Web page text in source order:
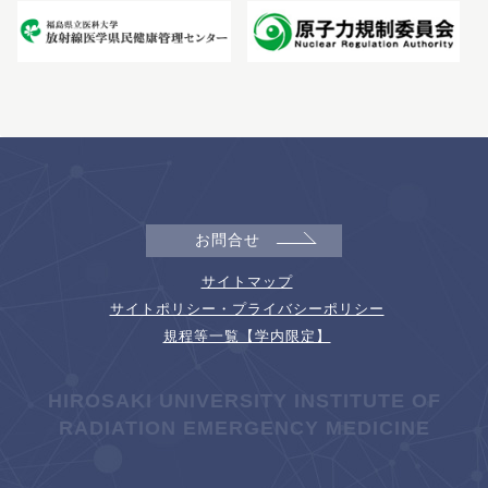
お問合せ
サイトマップ
サイトポリシー・プライバシーポリシー
規程等一覧【学内限定】
HIROSAKI UNIVERSITY INSTITUTE OF
RADIATION EMERGENCY MEDICINE